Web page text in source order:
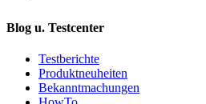
Blog u. Testcenter
Testberichte
Produktneuheiten
Bekanntmachungen